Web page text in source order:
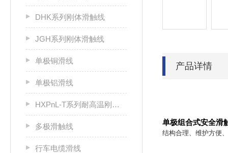
DHK系列刚体滑触线
JGH系列刚体滑触线
单极铜滑线
单极铝滑线
HXPnL-T系列耐高温刚体滑触线
多极滑触线
行车电缆滑线
产品详情
单极组合式安全滑
结构合理、维护方便